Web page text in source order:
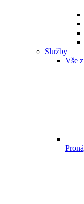
Služby
Vše